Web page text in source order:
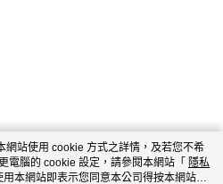
網站使用 cookie 方式之詳情，及若您不希
電腦的 cookie 設定，請參閱本網站「 隱私
本網站即表示您同意本公司得按本網站使